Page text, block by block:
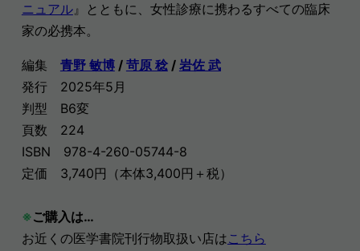
ニュアル』とともに、女性診療に携わるすべての臨床
家の必携本。
編集 青野 敏博/ 苛原 稔/ 岩佐 武
発行 2025年5月
判型 B6変
頁数 224
ISBN 978-4-260-05744-8
定価 3,740円（本体3,400円＋税）
※ご購入は…
お近くの医学書院刊行物取扱い店はこちら